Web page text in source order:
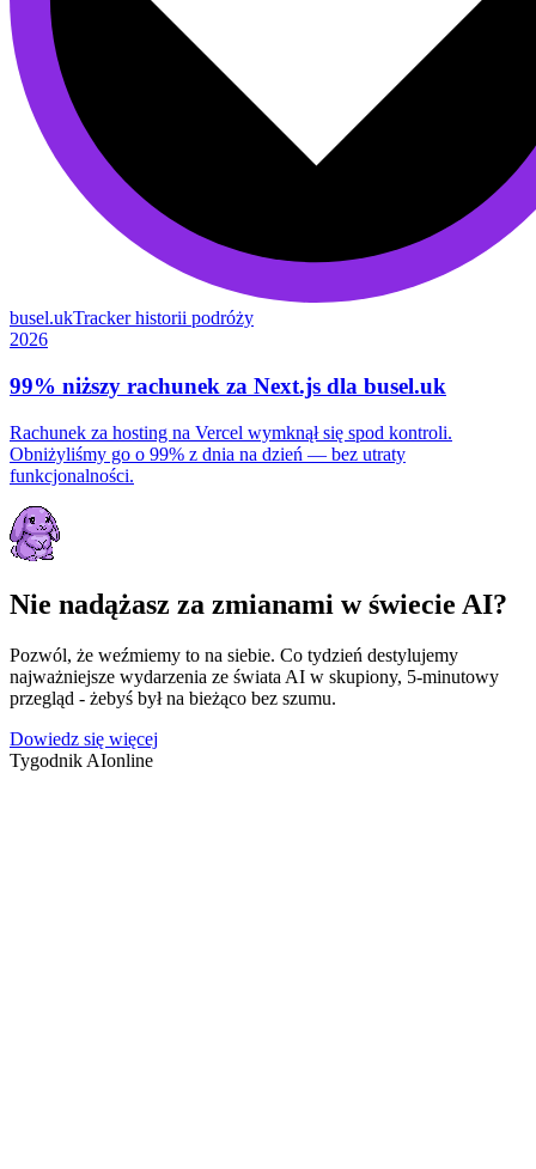
busel.ukTracker historii podróży
2026
99% niższy rachunek za Next.js dla busel.uk
Rachunek za hosting na Vercel wymknął się spod kontroli.
Obniżyliśmy go o 99% z dnia na dzień — bez utraty
funkcjonalności.
Nie nadążasz za zmianami w świecie AI?
Pozwól, że weźmiemy to na siebie. Co tydzień destylujemy
najważniejsze wydarzenia ze świata AI w skupiony, 5-minutowy
przegląd - żebyś był na bieżąco bez szumu.
Dowiedz się więcej
Tygodnik AIonline